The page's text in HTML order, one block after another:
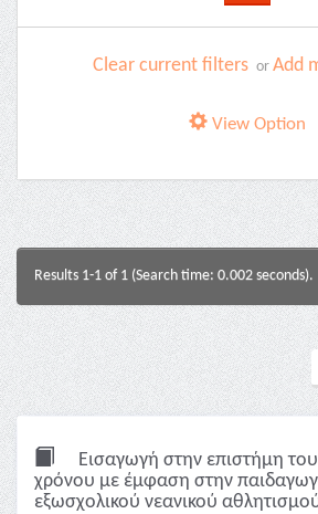
Clear current filters or Add
View Option
Results 1-1 of 1 (Search time: 0.002 seconds).
Εισαγωγή στην επιστήμη
χρόνου με έμφαση στην
εξωσχολικού νεανικού